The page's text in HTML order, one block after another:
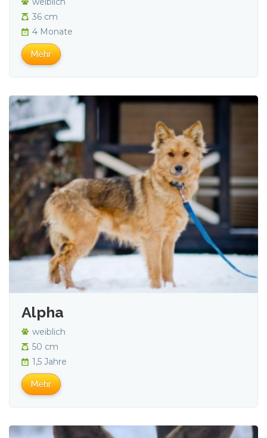
36 cm
4 Monate
Mehr
Alpha
weiblich
50 cm
1,5 Jahre
Mehr